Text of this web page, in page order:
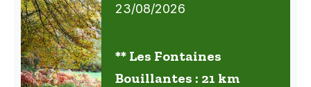
23/08/2026
** Les Fontaines
Bouillantes : 21 km